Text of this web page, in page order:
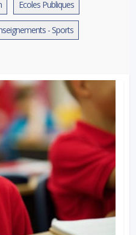
Ecoles Publiques
- Sports